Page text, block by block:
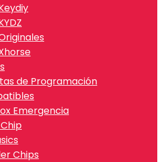
de Programación
Emergencia
Chips